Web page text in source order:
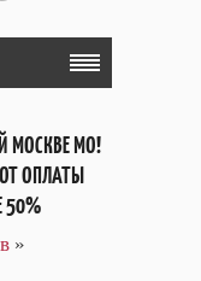
1884
МОСКВЕ МО!
ОПЛАТЫ
50%
»